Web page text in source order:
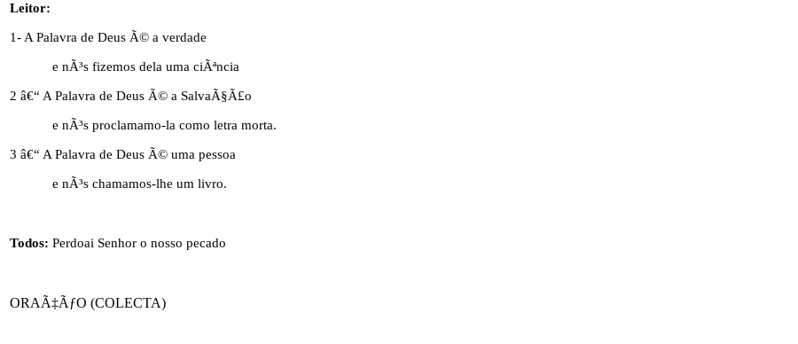
Leitor:
1- A Palavra de Deus Ã© a verdade
e nÃ³s fizemos dela uma ciÃªncia
2 â€“ A Palavra de Deus Ã© a SalvaÃ§Ã£o
e nÃ³s proclamamo-la como letra morta.
3 â€“ A Palavra de Deus Ã© uma pessoa
e nÃ³s chamamos-lhe um livro.
Todos: Perdoai Senhor o nosso pecado
ORAÃ‡ÃƒO (COLECTA)